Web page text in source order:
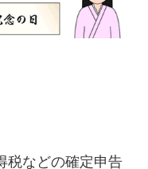
税などの確定申告